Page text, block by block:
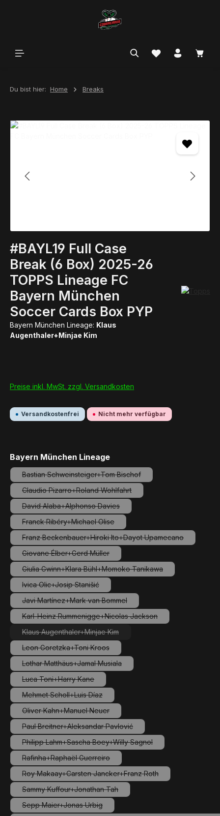
Du bist hier: Home Breaks
Bildergalerie überspringen
#BAYL19 Full Case
Break (6 Box) 2025-26
TOPPS Lineage FC
Bayern München
Soccer Cards Box PYP
Bayern München Lineage: Klaus
Augenthaler+Minjae Kim
Preise inkl. MwSt. zzgl. Versandkosten
Versandkostenfrei Nicht mehr verfügbar
Bayern München Lineageauswählen
Bastian Schweinsteiger+Tom Bischof
(Diese Option ist zurzeit nicht verfügbar.)
Claudio Pizarro+Roland Wohlfahrt
(Diese Option ist zurzeit nicht verfügbar.)
David Alaba+Alphonso Davies
(Diese Option ist zurzeit nicht verfügbar.)
Franck Ribéry+Michael Olise
(Diese Option ist zurzeit nicht verfügbar.)
Franz Beckenbauer+Hiroki Ito+Dayot Upamecano
(Diese Option ist zurzeit nicht
Giovane Élber+Gerd Müller
(Diese Option ist zurzeit nicht verfügbar.)
Giulia Gwinn+Klara Bühl+Momoko Tanikawa
(Diese Option ist zurzeit nicht verfügbar.)
Ivica Olic+Josip Stanišić
(Diese Option ist zurzeit nicht verfügbar.)
Javi Martínez+Mark van Bommel
(Diese Option ist zurzeit nicht verfügbar.)
Karl-Heinz Rummenigge+Nicolas Jackson
(Diese Option ist zurzeit nicht verfügbar.)
Klaus Augenthaler+Minjae Kim
(Diese Option ist zurzeit nicht verfügbar.)
Leon Goretzka+Toni Kroos
(Diese Option ist zurzeit nicht verfügbar.)
Lothar Matthäus+Jamal Musiala
(Diese Option ist zurzeit nicht verfügbar.)
Luca Toni+Harry Kane
(Diese Option ist zurzeit nicht verfügbar.)
Mehmet Scholl+Luis Díaz
(Diese Option ist zurzeit nicht verfügbar.)
Oliver Kahn+Manuel Neuer
(Diese Option ist zurzeit nicht verfügbar.)
Paul Breitner+Aleksandar Pavlović
(Diese Option ist zurzeit nicht verfügbar.)
Philipp Lahm+Sascha Boey+Willy Sagnol
(Diese Option ist zurzeit nicht verfügbar.)
Rafinha+Raphaël Guerreiro
(Diese Option ist zurzeit nicht verfügbar.)
Roy Makaay+Carsten Jancker+Franz Roth
(Diese Option ist zurzeit nicht verfügbar.)
Sammy Kuffour+Jonathan Tah
(Diese Option ist zurzeit nicht verfügbar.)
Sepp Maier+Jonas Urbig
(Diese Option ist zurzeit nicht verfügbar.)